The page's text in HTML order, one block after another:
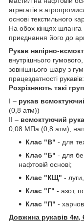
агрегатів в
основі текстильного
На обох кінцях
приєднання його до
Рукав напірно-
внутрішнього
зовнішнього шару з
працездатності
Розрізняють такі
I – рукав
(0,8 атм))
II – всмоктуючий
0,08 МПа (0,8 атм),
Клас "В" - для
Клас "Б" - для
нафтовій основі;
Клас "КЩ" -
Клас "Г" - азот,
Клас "П" -
Довжина рукавів 4м,